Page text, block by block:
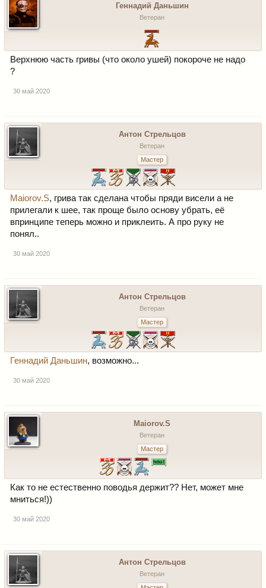
Геннадий Даньшин
Ветеран
Верхнюю часть гривы (что около ушей) покороче не надо
?
30 май 2020
Антон Стрельцов
Ветеран
Мастер
Maiorov.S, грива так сделана чтобы пряди висели а не
прилегали к шее, так проще было основу убрать, её
впринципе теперь можно и приклеить. А про руку не
понял..
30 май 2020
Антон Стрельцов
Ветеран
Мастер
Геннадий Даньшин, возможно...
30 май 2020
Maiorov.S
Ветеран
Мастер
Как то не естественно поводья держит?? Нет, может мне
мниться!))
30 май 2020
Антон Стрельцов
Ветеран